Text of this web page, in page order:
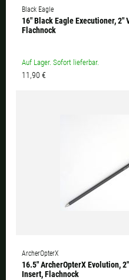
Black Eagle
16" Black Eagle Executioner, 2"
Flachnock
Auf Lager. Sofort lieferbar.
11,90 €
ArcherOpterX
16.5" ArcherOpterX Evolution,
Insert, Flachnock